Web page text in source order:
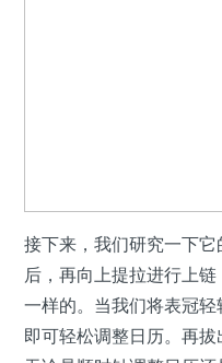
接下来，我们研究一下
后，再向上提拉进行上
一样的。当我们将表冠
即可轻松调整日历。再拔